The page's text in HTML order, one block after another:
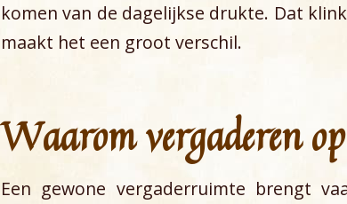
komen van de dagelijkse drukte. Dat
maakt het een groot verschil.
Waarom vergaderen
Een gewone vergaderruimte brengt